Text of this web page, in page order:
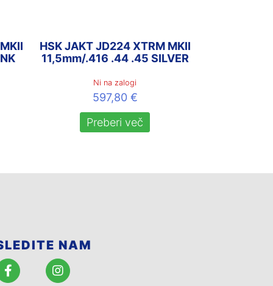
HSK JAKT JD224 XTRM MKII
11,5mm/.416 .44 .45 SILVER
Ni na zalogi
597,80 €
Preberi več
NAM